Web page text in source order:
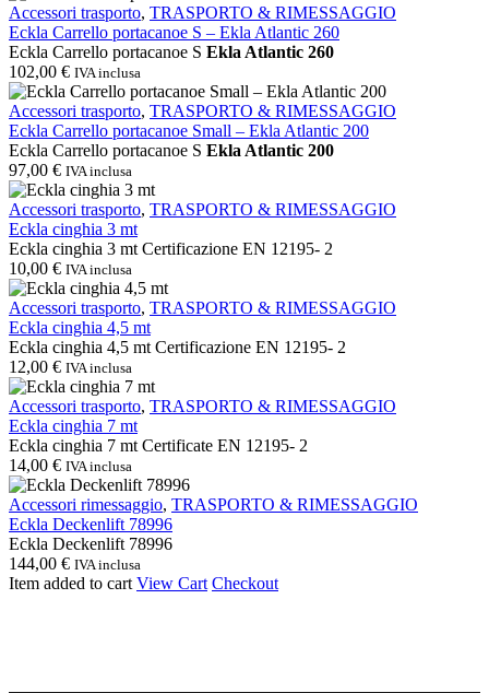
Eckla
Carrello
portacanoe
S
–
Ekla
Atlantic
260
Accessori trasporto, TRASPORTO & RIMESSAGGIO
Eckla Carrello portacanoe S – Ekla Atlantic 260
Eckla Carrello portacanoe S Ekla Atlantic 260
102,00 € IVA inclusa
Eckla
Carrello
portacanoe
Small
–
Ekla
Atlantic
200
Accessori trasporto, TRASPORTO & RIMESSAGGIO
Eckla Carrello portacanoe Small – Ekla Atlantic 200
Eckla Carrello portacanoe S Ekla Atlantic 200
97,00 € IVA inclusa
Eckla
cinghia
3
mt
Accessori trasporto, TRASPORTO & RIMESSAGGIO
Eckla cinghia 3 mt
Eckla cinghia 3 mt Certificazione EN 12195- 2
10,00 € IVA inclusa
Eckla
cinghia
4,5
mt
Accessori trasporto, TRASPORTO & RIMESSAGGIO
Eckla cinghia 4,5 mt
Eckla cinghia 4,5 mt Certificazione EN 12195- 2
12,00 € IVA inclusa
Eckla
cinghia
7
mt
Accessori trasporto, TRASPORTO & RIMESSAGGIO
Eckla cinghia 7 mt
Eckla cinghia 7 mt Certificate EN 12195- 2
14,00 € IVA inclusa
Eckla
Deckenlift
78996
Accessori rimessaggio, TRASPORTO & RIMESSAGGIO
Eckla Deckenlift 78996
Eckla Deckenlift 78996
144,00 € IVA inclusa
Item added to cart View Cart Checkout